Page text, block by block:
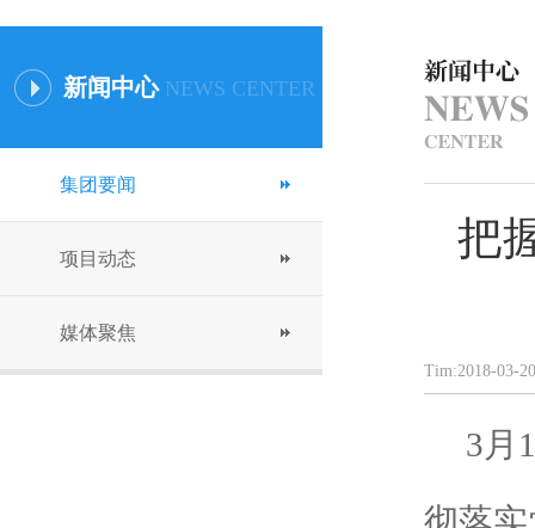
新闻中心NEWS CENTER
集团要闻
项目动态
媒体聚焦
把
Tim:2018-
3月